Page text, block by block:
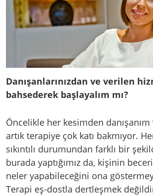
Danışanlarınızdan ve verilen
bahsederek başlayalım mı?
Öncelikle her kesimden
artık terapiye çok katı bakmıyor.
sıkıntılı durumundan farklı bir
burada yaptığımız da, kişinin
neler yapabileceğini ona
Terapi eş-dostla dertleşmek